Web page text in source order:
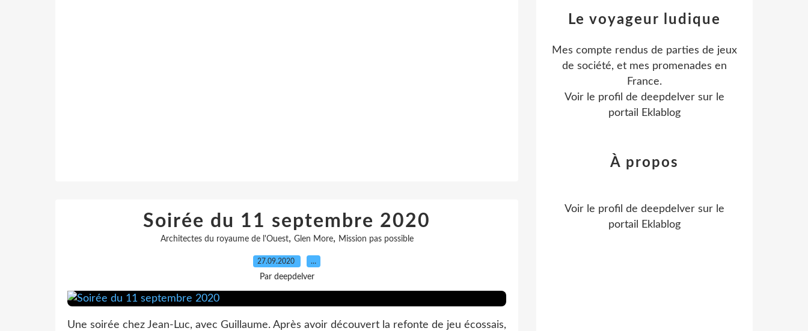
Soirée du 11 septembre 2020
Architectes du royaume de l'Ouest, Glen More, Mission pas possible
27.09.2020 …
Par deepdelver
Une soirée chez Jean-Luc, avec Guillaume. Après avoir découvert la refonte de jeu écossais,
Le voyageur ludique
Mes compte rendus de parties de jeux
de société, et mes promenades en
France.
Voir le profil de deepdelver sur le
portail Eklablog
À propos
Voir le profil de deepdelver sur le
portail Eklablog